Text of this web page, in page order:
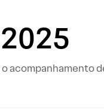
acompanhamento